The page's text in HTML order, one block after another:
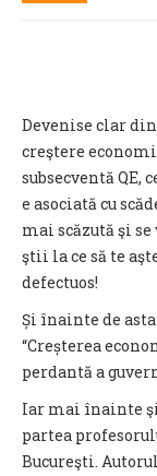
COTATII BVB
Devenise clar
creştere
subsecventă
e asociată cu
mai scăzută şi
ştii la ce să te
defectuos!
Și înainte de
“Creșterea
perdantă a
Iar mai înainte
partea
Bucureşti.